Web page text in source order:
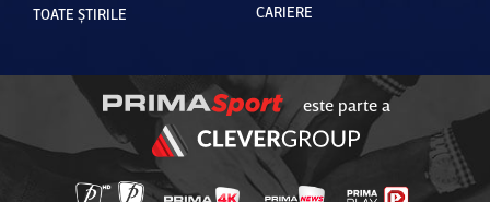
TOATE ȘTIRILE CARIERE
este parte a